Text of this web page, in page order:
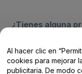
¿Tienes alguna
Centro de
Al hacer clic en
cookies para mejorar
publicitaria. De modo